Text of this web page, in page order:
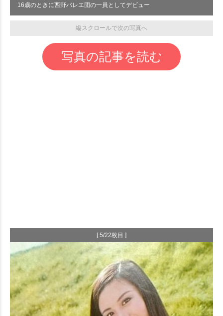
16歳のときに西野バレエ団の一員としてデビュー
縦スクロールで次の写真へ
写真の記事を読む
[ 5/22枚目 ]